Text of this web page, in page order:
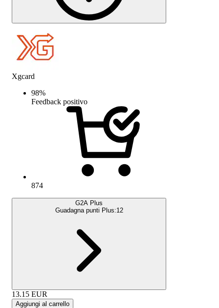
Xgcard
98%
Feedback positivo
874
G2A Plus
Guadagna punti Plus:12
13.15 EUR
Aggiungi al carrello